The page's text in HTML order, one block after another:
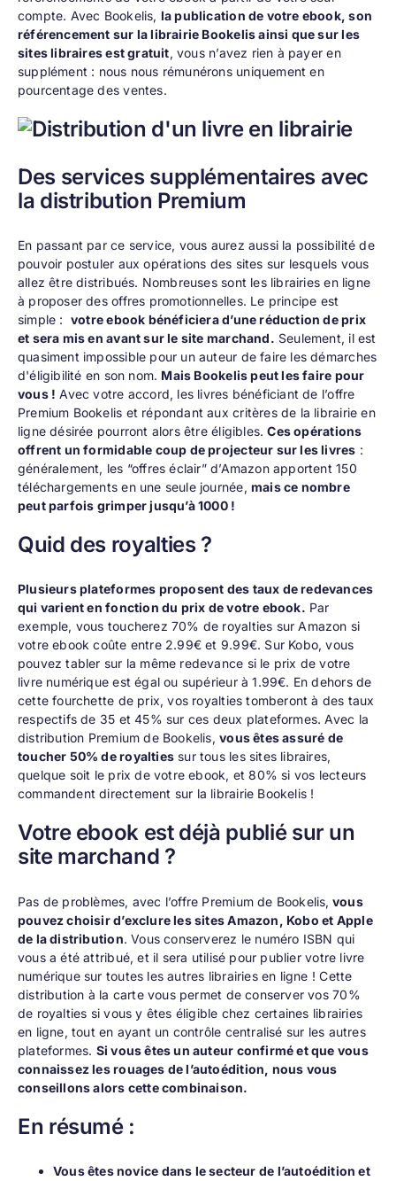
compte. Avec Bookelis, la publication de votre ebook, son
référencement sur la librairie Bookelis ainsi que sur les
sites libraires est gratuit, vous n’avez rien à payer en
supplément : nous nous rémunérons uniquement en
pourcentage des ventes.
Des services supplémentaires avec
la distribution Premium
En passant par ce service, vous aurez aussi la possibilité de
pouvoir postuler aux opérations des sites sur lesquels vous
allez être distribués. Nombreuses sont les librairies en ligne
à proposer des offres promotionnelles. Le principe est
simple :votre ebook bénéficiera d’une réduction de prix
et sera mis en avant sur le site marchand. Seulement, il est
quasiment impossible pour un auteur de faire les démarches
d'éligibilité en son nom. Mais Bookelis peut les faire pour
vous ! Avec votre accord, les livres bénéficiant de l’offre
Premium Bookelis et répondant aux critères de la librairie en
ligne désirée pourront alors être éligibles.Ces opérations
offrent un formidable coup de projecteur sur les livres :
généralement, les “offres éclair” d’Amazon apportent 150
téléchargements en une seule journée, mais ce nombre
peut parfois grimper jusqu’à 1000 !
Quid des royalties ?
Plusieurs plateformes proposent des taux de redevances
qui varient en fonction du prix de votre ebook. Par
exemple, vous toucherez 70% de royalties sur Amazon si
votre ebook coûte entre 2.99€ et 9.99€. Sur Kobo, vous
pouvez tabler sur la même redevance si le prix de votre
livre numérique est égal ou supérieur à 1.99€. En dehors de
cette fourchette de prix, vos royalties tomberont à des taux
respectifs de 35 et 45% sur ces deux plateformes. Avec la
distribution Premium de Bookelis,vous êtes assuré de
toucher 50% de royalties sur tous les sites libraires,
quelque soit le prix de votre ebook, et 80% si vos lecteurs
commandent directement sur la librairie Bookelis !
Votre ebook est déjà publié sur un
site marchand ?
Pas de problèmes, avec l’offre Premium de Bookelis, vous
pouvez choisir d’exclure les sites Amazon, Kobo et Apple
de la distribution. Vous conserverez le numéro ISBN qui
vous a été attribué, et il sera utilisé pour publier votre livre
numérique sur toutes les autres librairies en ligne ! Cette
distribution à la carte vous permet de conserver vos 70%
de royalties si vous y êtes éligible chez certaines librairies
en ligne, tout en ayant un contrôle centralisé sur les autres
plateformes. Si vous êtes un auteur confirmé et que vous
connaissez les rouages de l’autoédition, nous vous
conseillons alors cette combinaison.
En résumé :
Vous êtes novice dans le secteur de l’autoédition et